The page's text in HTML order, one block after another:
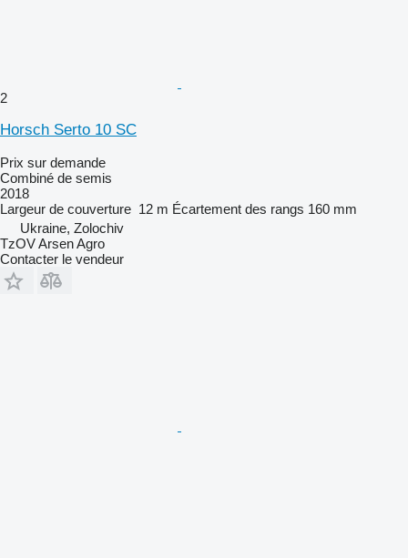
2
Horsch Serto 10 SC
Prix sur demande
Combiné de semis
2018
Largeur de couverture 12 m Écartement des rangs 160 mm
Ukraine, Zolochiv
TzOV Arsen Agro
Contacter le vendeur